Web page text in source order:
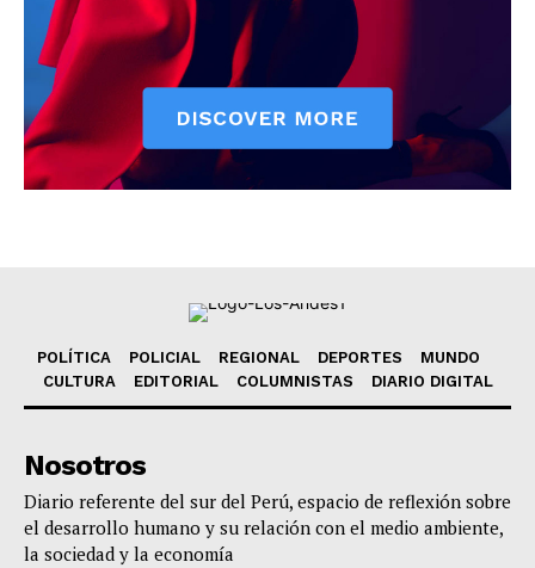
POLÍTICA POLICIAL REGIONAL DEPORTES
MUNDO
CULTURA
EDITORIAL COLUMNISTAS DIARIO DIGITAL
Nosotros
Diario referente del sur del Perú, espacio de reflexión sobre
el desarrollo humano y su relación con el medio ambiente,
la sociedad y la economía